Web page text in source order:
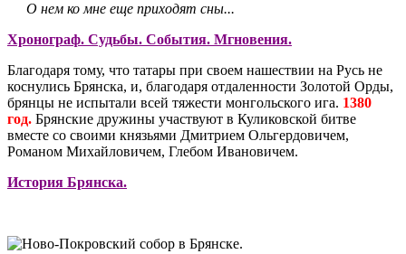
О нем ко мне еще приходят сны...
Хронограф. Судьбы. События. Мгновения.
Благодаря тому, что татары при своем нашествии на Русь не
коснулись Брянска, и, благодаря отдаленности Золотой Орды,
брянцы не испытали всей тяжести монгольского ига. 1380
год. Брянские дружины участвуют в Куликовской битве
вместе со своими князьями Дмитрием Ольгердовичем,
Романом Михайловичем, Глебом Ивановичем.
История Брянска.